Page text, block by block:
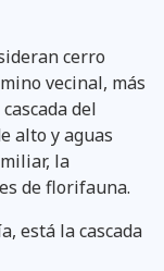
cerro
vecinal, más
del
alto y aguas
la
de florifauna.
está la cascada